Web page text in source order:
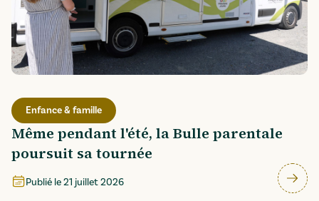
Enfance & famille
Même pendant l'été, la Bulle parentale
poursuit sa tournée
Publié le21 juillet 2026